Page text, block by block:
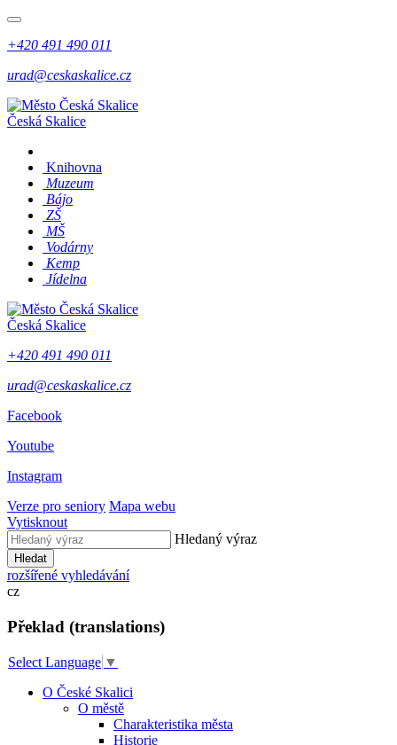
+420 491 490 011
urad@ceskaskalice.cz
Česká Skalice
Knihovna
Muzeum
Bájo
ZŠ
MŠ
Vodárny
Kemp
Jídelna
Česká Skalice
+420 491 490 011
urad@ceskaskalice.cz
Facebook
Youtube
Instagram
Verze pro seniory Mapa webu
Vytisknout
Hledaný výraz
Hledat
rozšířené vyhledávání
cz
Překlad (translations)
Select Language ▼
O České Skalici
O městě
Charakteristika města
Historie